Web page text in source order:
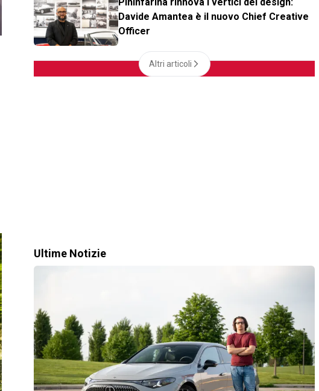
Davide Amantea è il nuovo Chief Creative
Officer
Altri articoli
Ultime Notizie